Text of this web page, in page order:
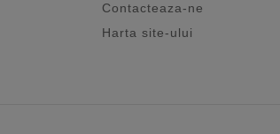
Contacteaza-ne
Harta site-ului